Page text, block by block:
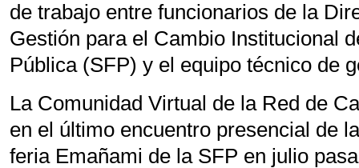
de trabajo entre funcionarios de la
Gestión para el Cambio Institucional
Pública (SFP) y el equipo técnico de
La Comunidad Virtual de la Red de
en el último encuentro presencial de
feria Emañami de la SFP en julio